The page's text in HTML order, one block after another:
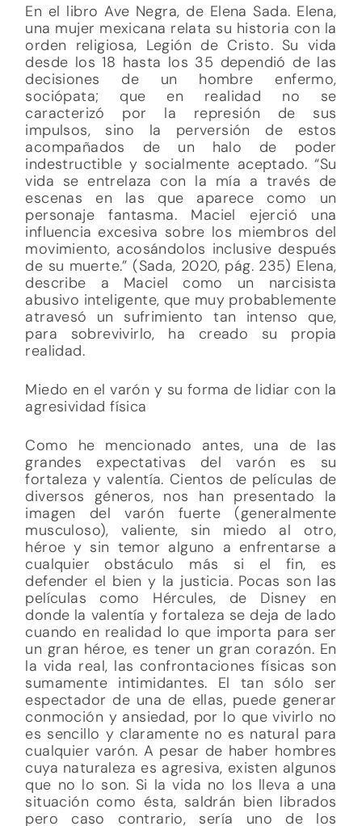
En el libro Ave Negra, de Elena Sada. Elena,
una mujer mexicana relata su historia con la
orden religiosa, Legión de Cristo. Su vida
desde los 18 hasta los 35 dependió de las
decisiones de un hombre enfermo,
sociópata; que en realidad no se
caracterizó por la represión de sus
impulsos, sino la perversión de estos
acompañados de un halo de poder
indestructible y socialmente aceptado. “Su
vida se entrelaza con la mía a través de
escenas en las que aparece como un
personaje fantasma. Maciel ejerció una
influencia excesiva sobre los miembros del
movimiento, acosándolos inclusive después
de su muerte.” (Sada, 2020, pág. 235) Elena,
describe a Maciel como un narcisista
abusivo inteligente, que muy probablemente
atravesó un sufrimiento tan intenso que,
para sobrevivirlo, ha creado su propia
realidad.
Miedo en el varón y su forma de lidiar con la
agresividad física
Como he mencionado antes, una de las
grandes expectativas del varón es su
fortaleza y valentía. Cientos de películas de
diversos géneros, nos han presentado la
imagen del varón fuerte (generalmente
musculoso), valiente, sin miedo al otro,
héroe y sin temor alguno a enfrentarse a
cualquier obstáculo más si el fin, es
defender el bien y la justicia. Pocas son las
películas como Hércules, de Disney en
donde la valentía y fortaleza se deja de lado
cuando en realidad lo que importa para ser
un gran héroe, es tener un gran corazón. En
la vida real, las confrontaciones físicas son
sumamente intimidantes. El tan sólo ser
espectador de una de ellas, puede generar
conmoción y ansiedad, por lo que vivirlo no
es sencillo y claramente no es natural para
cualquier varón. A pesar de haber hombres
cuya naturaleza es agresiva, existen algunos
que no lo son. Si la vida no los lleva a una
situación como ésta, saldrán bien librados
pero caso contrario, sería uno de los